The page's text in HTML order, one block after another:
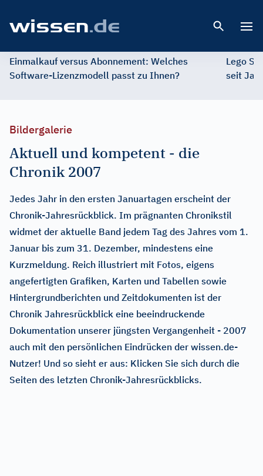
Einmalkauf versus Abonnement: Welches
Software-Lizenzmodell passt zu Ihnen?
Lego
seit
Bildergalerie
Aktuell und kompetent - die
Chronik 2007
Jedes Jahr in den ersten Januartagen erscheint der
Chronik-Jahresrückblick. Im prägnanten Chronikstil
widmet der aktuelle Band jedem Tag des Jahres vom 1.
Januar bis zum 31. Dezember, mindestens eine
Kurzmeldung. Reich illustriert mit Fotos, eigens
angefertigten Grafiken, Karten und Tabellen sowie
Hintergrundberichten und Zeitdokumenten ist der
Chronik Jahresrückblick eine beeindruckende
Dokumentation unserer jüngsten Vergangenheit - 2007
auch mit den persönlichen Eindrücken der wissen.de-
Nutzer! Und so sieht er aus: Klicken Sie sich durch die
Seiten des letzten Chronik-Jahresrückblicks.